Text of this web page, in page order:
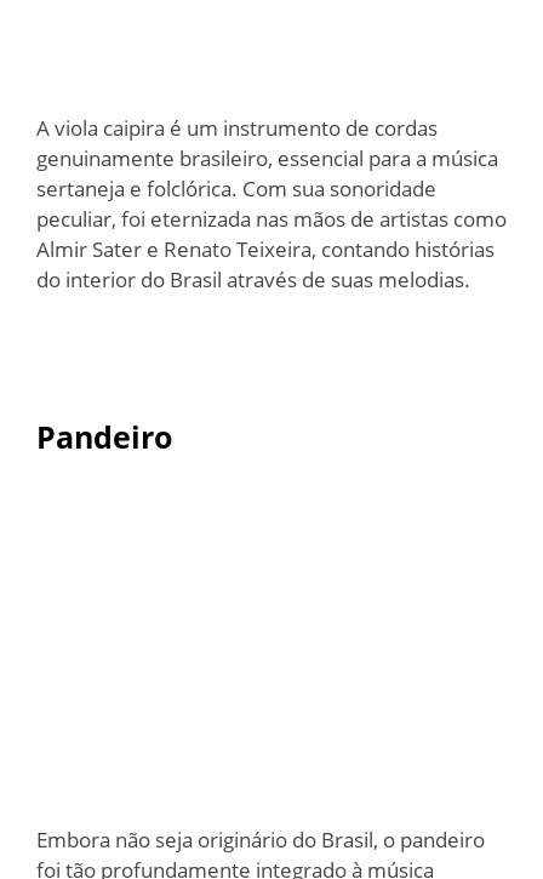
A viola caipira é um instrumento de cordas
genuinamente brasileiro, essencial para a música
sertaneja e folclórica. Com sua sonoridade
peculiar, foi eternizada nas mãos de artistas como
Almir Sater e Renato Teixeira, contando histórias
do interior do Brasil através de suas melodias.
Pandeiro
Embora não seja originário do Brasil, o pandeiro
foi tão profundamente integrado à música